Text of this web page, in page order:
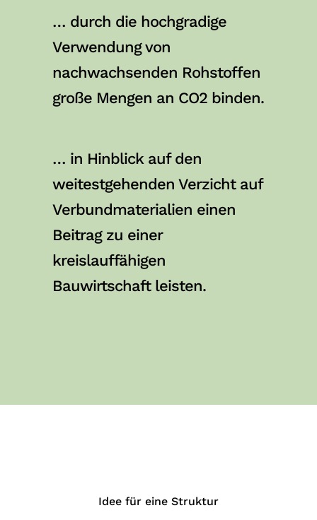
… durch die hochgradige
Verwendung von
nachwachsenden Rohstoffen
große Mengen an CO2 binden.
… in Hinblick auf den
weitestgehenden Verzicht auf
Verbundmaterialien einen
Beitrag zu einer
kreislauffähigen
Bauwirtschaft leisten.
Idee für eine Struktur